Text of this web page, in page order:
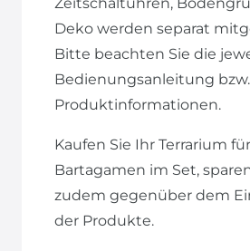
Deko werden separat
Bitte beachten Sie die
Bedienungsanleitung bzw.
Produktinformationen.
Kaufen Sie Ihr Terrarium für
Bartagamen im Set,
zudem gegenüber dem
der Produkte.